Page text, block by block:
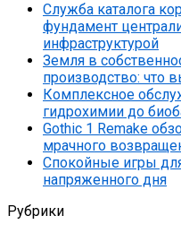
Служба каталога
фундамент
инфраструктурой
Земля в
производство: что
Комплексное
гидрохимии до
Gothic 1 Remake
мрачного
Спокойные игры
напряженного дня
Рубрики